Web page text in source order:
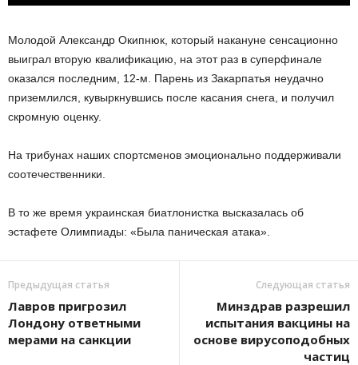
Молодой Александр Окипнюк, который накануне сенсационно
выиграл вторую квалификацию, на этот раз в суперфинале
оказался последним, 12-м. Парень из Закарпатья неудачно
приземлился, кувыркнувшись после касания снега, и получил
скромную оценку.
На трибунах наших спортсменов эмоционально поддерживали
соотечественники.
В то же время украинская биатлонистка высказалась об
эстафете Олимпиады: «Была паническая атака».
Предыдущая статья
Лавров пригрозил
Лондону ответными
мерами на санкции
Следующая статья
Минздрав разрешил
испытания вакцины на
основе вирусоподобных
частиц